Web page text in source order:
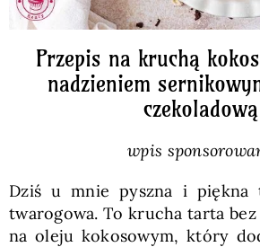
Przepis na kruchą
nadzieniem
czekoladową
wpis
Dziś u mnie pyszna i piękna
twarogowa. To krucha tarta bez
na oleju kokosowym, który